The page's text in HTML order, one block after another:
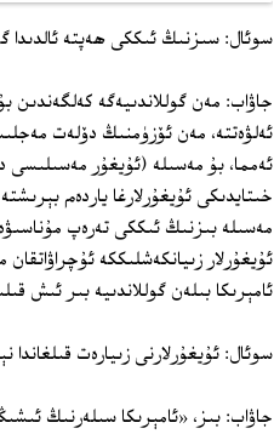
سوئال: سىزنىڭ ئىككى ھەپتە ئالدىدا
جاۋاب: مەن گوللاندىيەگە كەلگەندىن
ئەلۋەتتە، مەن ئۆزۈمنىڭ دۆلەت
ئەمما، بۇ مەسىلە (ئۇيغۇر مەسىلىسى
خىتايدىكى ئۇيغۇرلارغا ياردەم
مەسىلە بىزنىڭ ئىككى تەرەپ
ئۇيغۇرلار زىيانكەشلىككە
ئامېرىكا بىلەن گوللاندىيە بىر ئىش
سوئال: ئۇيغۇرلارنى زىيارەت قىلغاندا
جاۋاب: بىز، «ئامېرىكا سىلەرنىڭ